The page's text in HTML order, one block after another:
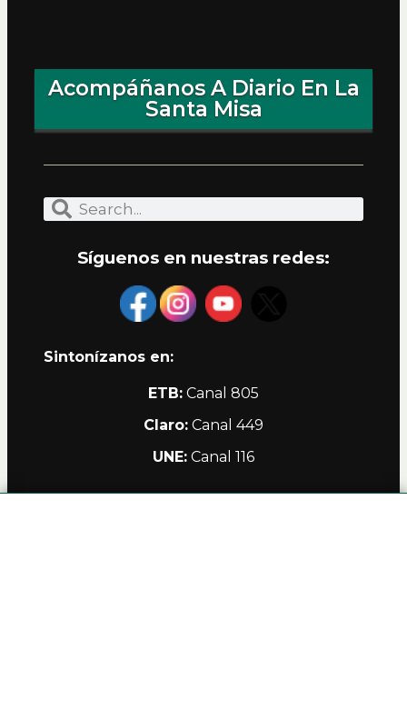
Acompáñanos A Diario En La
Santa Misa
Síguenos en nuestras redes:
Sintonízanos en:
ETB: Canal 805
Claro: Canal 449
UNE: Canal 116